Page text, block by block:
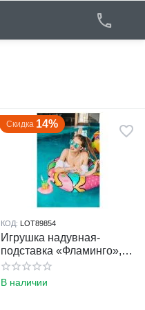
Скидка 14%
КОД: LOT89854
Игрушка надувная-
подставка «Фламинго»,
18 см
В наличии